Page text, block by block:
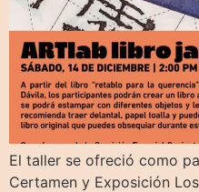
El taller se ofreció como
Certamen y Exposición